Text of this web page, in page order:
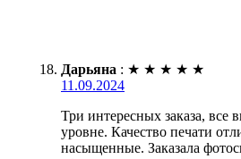
Дарьяна : ★ ★ ★ ★ ★
11.09.2024
Три интересных заказа,
уровне. Качество печати
насыщенные. Заказала